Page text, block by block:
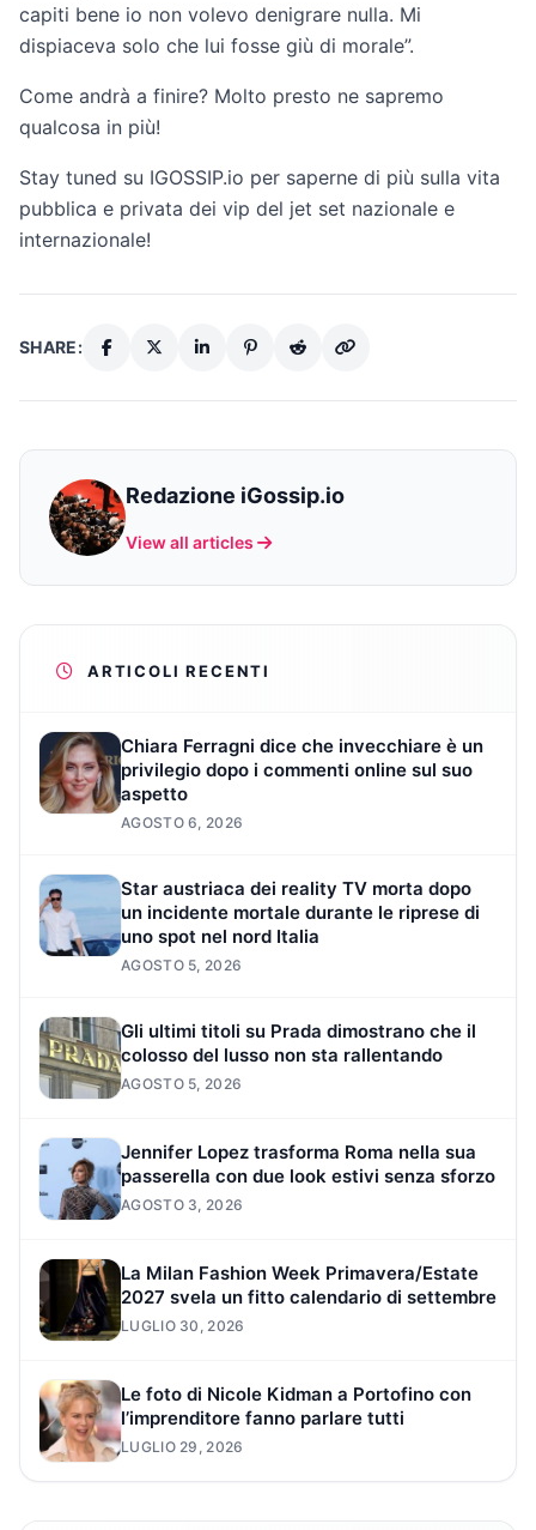
capiti bene io non volevo denigrare nulla. Mi
dispiaceva solo che lui fosse giù di morale”.
Come andrà a finire? Molto presto ne sapremo
qualcosa in più!
Stay tuned su IGOSSIP.io per saperne di più sulla vita
pubblica e privata dei vip del jet set nazionale e
internazionale!
SHARE:
Redazione iGossip.io
View all articles
ARTICOLI RECENTI
Chiara Ferragni dice che invecchiare è un
privilegio dopo i commenti online sul suo
aspetto
AGOSTO 6, 2026
Star austriaca dei reality TV morta dopo
un incidente mortale durante le riprese di
uno spot nel nord Italia
AGOSTO 5, 2026
Gli ultimi titoli su Prada dimostrano che il
colosso del lusso non sta rallentando
AGOSTO 5, 2026
Jennifer Lopez trasforma Roma nella sua
passerella con due look estivi senza sforzo
AGOSTO 3, 2026
La Milan Fashion Week Primavera/Estate
2027 svela un fitto calendario di settembre
LUGLIO 30, 2026
Le foto di Nicole Kidman a Portofino con
l’imprenditore fanno parlare tutti
LUGLIO 29, 2026